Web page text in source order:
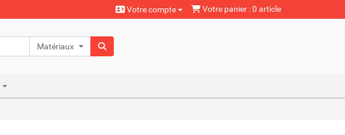
Votre compte Votre panier : 0 article
Matériaux naturels